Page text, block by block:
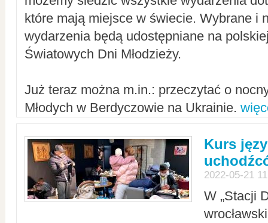
które mają miejsce w świecie. Wybrane i
wydarzenia będą udostępniane na
Światowych Dni Młodzieży.
Już teraz można m.in.: przeczytać o
Młodych w Berdyczowie na Ukrainie.
Kurs
2022-05-21
W „Stacji